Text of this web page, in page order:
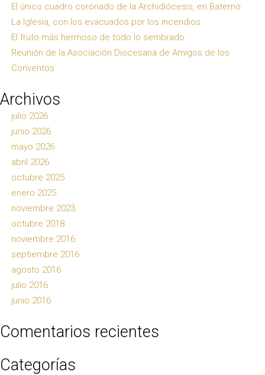
El único cuadro coronado de la Archidiócesis, en Baterno
La Iglesia, con los evacuados por los incendios
El fruto más hermoso de todo lo sembrado
Reunión de la Asociación Diocesana de Amigos de los
Conventos
Archivos
julio 2026
junio 2026
mayo 2026
abril 2026
octubre 2025
enero 2025
noviembre 2023
octubre 2018
noviembre 2016
septiembre 2016
agosto 2016
julio 2016
junio 2016
Comentarios recientes
Categorías